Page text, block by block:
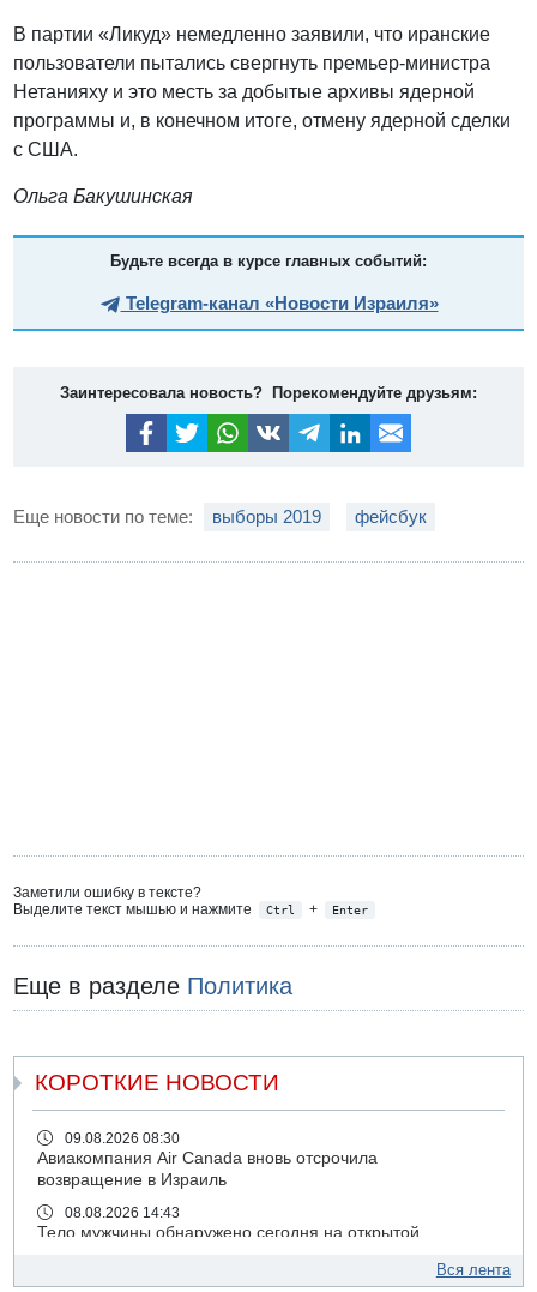
В партии «Ликуд» немедленно заявили, что иранские
пользователи пытались свергнуть премьер-министра
Нетанияху и это месть за добытые архивы ядерной
программы и, в конечном итоге, отмену ядерной сделки
с США.
Ольга Бакушинская
Будьте всегда в курсе главных событий:
Telegram-канал «Новости Израиля»
Заинтересовала новость? Порекомендуйте друзьям:
Еще новости по теме: выборы 2019 фейсбук
Заметили ошибку в тексте?
Выделите текст мышью и нажмите
Ctrl + Enter
Еще в разделе Политика
КОРОТКИЕ НОВОСТИ
09.08.2026 08:30
Авиакомпания Air Canada вновь отсрочила
возвращение в Израиль
08.08.2026 14:43
Тело мужчины обнаружено сегодня на открытой
08.08.2026 11:02
Вся лента